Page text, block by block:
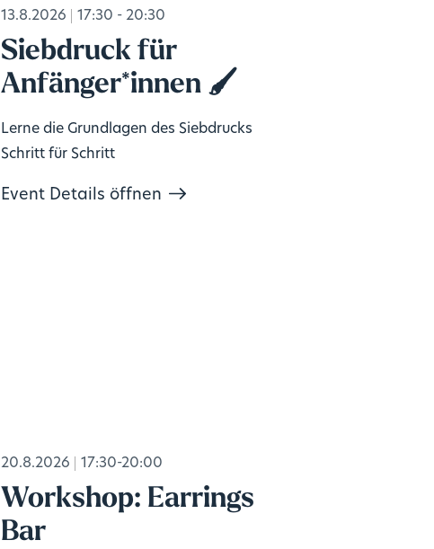
13.8.2026 17:30 - 20:30
Siebdruck für
Anfänger*innen 🖌️
Lerne die Grundlagen des Siebdrucks
Schritt für Schritt
Event Details öffnen
20.8.2026 17:30-20:00
Workshop: Earrings
Bar